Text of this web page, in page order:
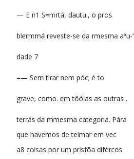
— E n1 S=mrtã, dautu., o pros
blermmá reveste-se da rmesma aªu-‘
dade 7
=— Sem tirar nem póc; é to
grave, como. em tôólas as outras .
terrás da mmesma categoria. Pára
que havemos de teimar em vec
a8 coisas por um prisfõa difércos